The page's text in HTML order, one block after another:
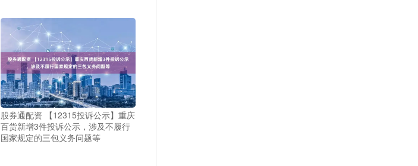
股券通配资 【12315投诉公示】重庆
百货新增3件投诉公示，涉及不履行
国家规定的三包义务问题等